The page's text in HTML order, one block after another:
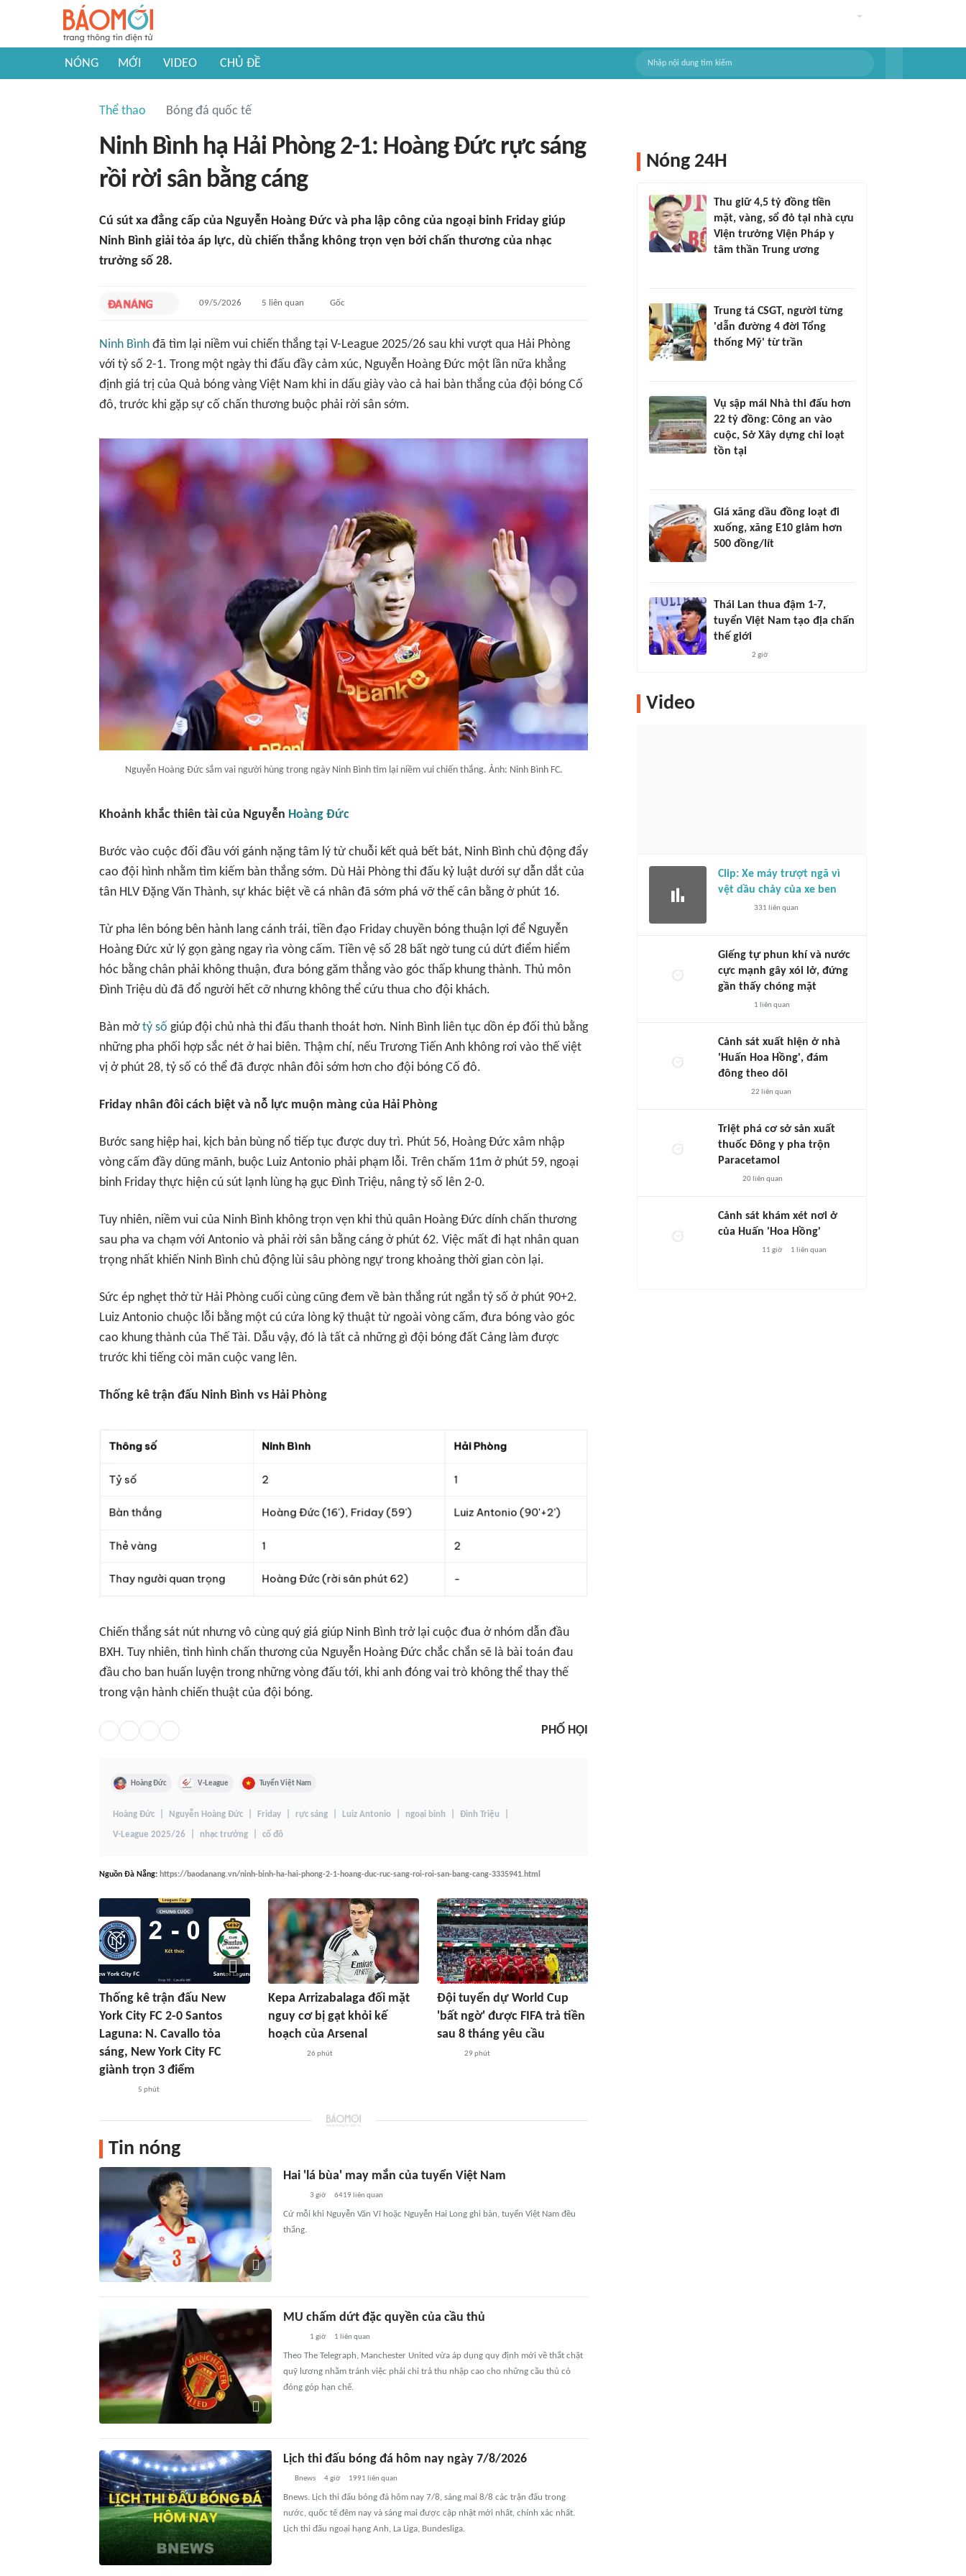
NÓNG MỚI VIDEO CHỦ ĐỀ
Thể thao Bóng đá quốc tế
Ninh Bình hạ Hải Phòng 2-1: Hoàng Đức rực sáng
rồi rời sân bằng cáng
Cú sút xa đẳng cấp của Nguyễn Hoàng Đức và pha lập công của ngoại binh Friday giúp
Ninh Bình giải tỏa áp lực, dù chiến thắng không trọn vẹn bởi chấn thương của nhạc
trưởng số 28.
09/5/2026 5 liên quan Gốc
Ninh Bình đã tìm lại niềm vui chiến thắng tại V-League 2025/26 sau khi vượt qua Hải Phòng
với tỷ số 2-1. Trong một ngày thi đấu đầy cảm xúc, Nguyễn Hoàng Đức một lần nữa khẳng
định giá trị của Quả bóng vàng Việt Nam khi in dấu giày vào cả hai bàn thắng của đội bóng Cố
đô, trước khi gặp sự cố chấn thương buộc phải rời sân sớm.
Nguyễn Hoàng Đức sắm vai người hùng trong ngày Ninh Bình tìm lại niềm vui chiến thắng. Ảnh: Ninh Bình FC.
Khoảnh khắc thiên tài của Nguyễn Hoàng Đức
Bước vào cuộc đối đầu với gánh nặng tâm lý từ chuỗi kết quả bết bát, Ninh Bình chủ động đẩy
cao đội hình nhằm tìm kiếm bàn thắng sớm. Dù Hải Phòng thi đấu kỷ luật dưới sự dẫn dắt của
tân HLV Đặng Văn Thành, sự khác biệt về cá nhân đã sớm phá vỡ thế cân bằng ở phút 16.
Từ pha lên bóng bên hành lang cánh trái, tiền đạo Friday chuyền bóng thuận lợi để Nguyễn
Hoàng Đức xử lý gọn gàng ngay rìa vòng cấm. Tiền vệ số 28 bất ngờ tung cú dứt điểm hiểm
hóc bằng chân phải không thuận, đưa bóng găm thẳng vào góc thấp khung thành. Thủ môn
Đình Triệu dù đã đổ người hết cỡ nhưng không thể cứu thua cho đội khách.
Bàn mởtỷ số giúp đội chủ nhà thi đấu thanh thoát hơn. Ninh Bình liên tục dồn ép đối thủ bằng
những pha phối hợp sắc nét ở hai biên. Thậm chí, nếu Trương Tiến Anh không rơi vào thế việt
vị ở phút 28, tỷ số có thể đã được nhân đôi sớm hơn cho đội bóng Cố đô.
Friday nhân đôi cách biệt và nỗ lực muộn màng của Hải Phòng
Bước sang hiệp hai, kịch bản bùng nổ tiếp tục được duy trì. Phút 56, Hoàng Đức xâm nhập
vòng cấm đầy dũng mãnh, buộc Luiz Antonio phải phạm lỗi. Trên chấm 11m ở phút 59, ngoại
binh Friday thực hiện cú sút lạnh lùng hạ gục Đình Triệu, nâng tỷ số lên 2-0.
Tuy nhiên, niềm vui của Ninh Bình không trọn vẹn khi thủ quân Hoàng Đức dính chấn thương
sau pha va chạm với Antonio và phải rời sân bằng cáng ở phút 62. Việc mất đi hạt nhân quan
trọng nhất khiến Ninh Bình chủ động lùi sâu phòng ngự trong khoảng thời gian còn lại.
Sức ép nghẹt thở từ Hải Phòng cuối cùng cũng đem về bàn thắng rút ngắn tỷ số ở phút 90+2.
Luiz Antonio chuộc lỗi bằng một cú cứa lòng kỹ thuật từ ngoài vòng cấm, đưa bóng vào góc
cao khung thành của Thế Tài. Dẫu vậy, đó là tất cả những gì đội bóng đất Cảng làm được
trước khi tiếng còi mãn cuộc vang lên.
Thống kê trận đấu Ninh Bình vs Hải Phòng
Chiến thắng sát nút nhưng vô cùng quý giá giúp Ninh Bình trở lại cuộc đua ở nhóm dẫn đầu
BXH. Tuy nhiên, tình hình chấn thương của Nguyễn Hoàng Đức chắc chắn sẽ là bài toán đau
đầu cho ban huấn luyện trong những vòng đấu tới, khi anh đóng vai trò không thể thay thế
trong vận hành chiến thuật của đội bóng.
PHỐ HỘI
Hoàng Đức V-League Tuyển Việt Nam
Hoàng Đức Nguyễn Hoàng Đức Friday rực sáng Luiz Antonio ngoại binh Đình Triệu
V-League 2025/26 nhạc trưởng cố đô
Nguồn Đà Nẵng: https://baodanang.vn/ninh-binh-ha-hai-phong-2-1-hoang-duc-ruc-sang-roi-roi-san-bang-cang-3335941.html
Thống kê trận đấu New
York City FC 2-0 Santos
Laguna: N. Cavallo tỏa
sáng, New York City FC
giành trọn 3 điểm
5 phút
Kepa Arrizabalaga đối mặt
nguy cơ bị gạt khỏi kế
hoạch của Arsenal
26 phút
Đội tuyển dự World Cup
'bất ngờ' được FIFA trả tiền
sau 8 tháng yêu cầu
29 phút
Tin nóng
Hai 'lá bùa' may mắn của tuyển Việt Nam
3 giờ 6419 liên quan
Cứ mỗi khi Nguyễn Văn Vĩ hoặc Nguyễn Hai Long ghi bàn, tuyển Việt Nam đều
thắng.
MU chấm dứt đặc quyền của cầu thủ
1 giờ 1 liên quan
Theo The Telegraph, Manchester United vừa áp dụng quy định mới về thắt chặt
quỹ lương nhằm tránh việc phải chi trả thu nhập cao cho những cầu thủ có
đóng góp hạn chế.
Lịch thi đấu bóng đá hôm nay ngày 7/8/2026
Bnews 4 giờ 1991 liên quan
Bnews. Lịch thi đấu bóng đá hôm nay 7/8, sáng mai 8/8 các trận đấu trong
nước, quốc tế đêm nay và sáng mai được cập nhật mới nhất, chính xác nhất.
Lịch thi đấu ngoại hạng Anh, La Liga, Bundesliga.
Nóng 24H
Thu giữ 4,5 tỷ đồng tiền
mặt, vàng, sổ đỏ tại nhà cựu
Viện trưởng Viện Pháp y
tâm thần Trung ương
Trung tá CSGT, người từng
'dẫn đường 4 đời Tổng
thống Mỹ' từ trần
Vụ sập mái Nhà thi đấu hơn
22 tỷ đồng: Công an vào
cuộc, Sở Xây dựng chỉ loạt
tồn tại
Giá xăng dầu đồng loạt đi
xuống, xăng E10 giảm hơn
500 đồng/lít
Thái Lan thua đậm 1-7,
tuyển Việt Nam tạo địa chấn
thế giới
2 giờ
Video
Clip: Xe máy trượt ngã vì
vệt dầu chảy của xe ben
331 liên quan
Giếng tự phun khí và nước
cực mạnh gây xói lở, đứng
gần thấy chóng mặt
1 liên quan
Cảnh sát xuất hiện ở nhà
'Huấn Hoa Hồng', đám
đông theo dõi
22 liên quan
Triệt phá cơ sở sản xuất
thuốc Đông y pha trộn
Paracetamol
20liên quan
Cảnh sát khám xét nơi ở
của Huấn 'Hoa Hồng'
11 giờ 1 liên quan